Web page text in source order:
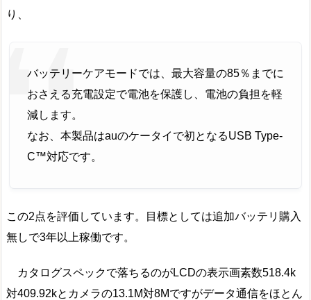
り、
バッテリーケアモードでは、最大容量の85％までに
おさえる充電設定で電池を保護し、電池の負担を軽
減します。
なお、本製品はauのケータイで初となるUSB Type-
C™対応です。
この2点を評価しています。目標としては追加バッテリ購入
無しで3年以上稼働です。
カタログスペックで落ちるのがLCDの表示画素数518.4k
対409.92kとカメラの13.1M対8Mですがデータ通信をほとん